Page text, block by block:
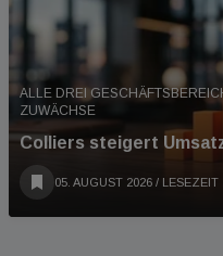
ALLE DREI
ZUWÄCHSE
Colliers steigert
05. AUGUST 2026 / LESEZEIT